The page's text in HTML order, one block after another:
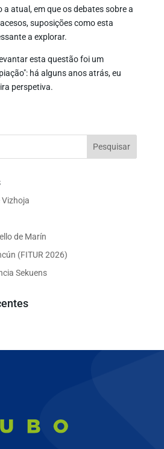
atual, em que os debates sobre a
suposições como esta
a explorar.
esta questão foi um
há alguns anos atrás, eu
perspetiva.
de Marín
(FITUR 2026)
Sekuens